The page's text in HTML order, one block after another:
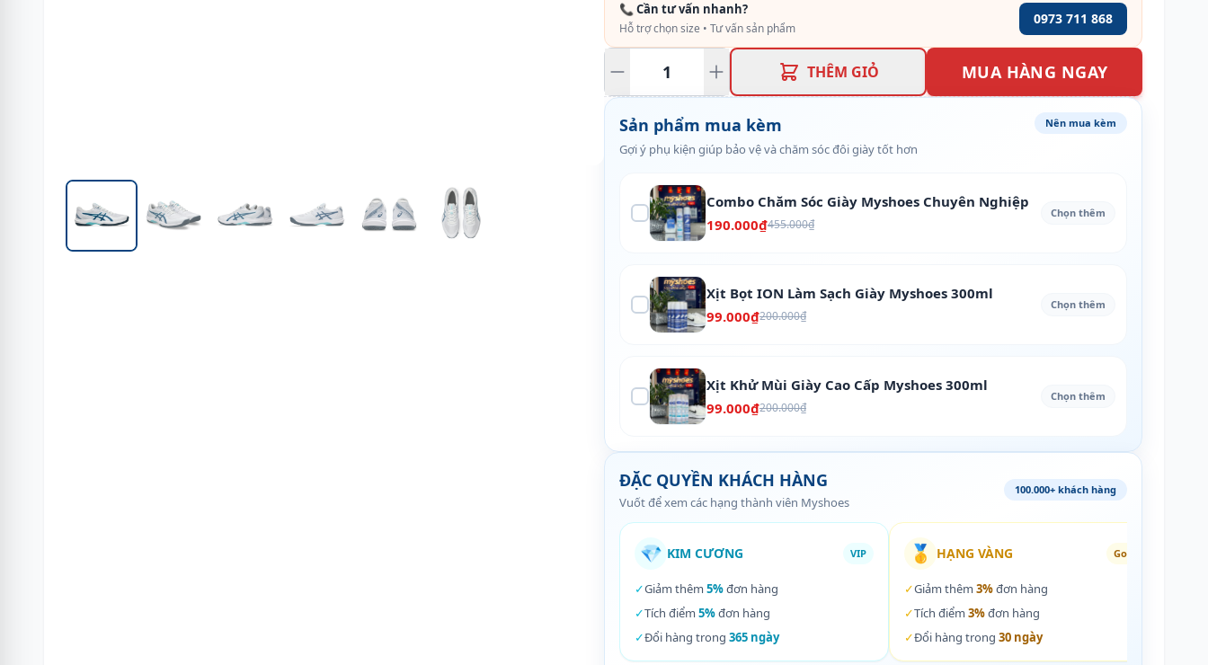
📞 Cần tư vấn nhanh?
Hỗ trợ chọn size • Tư vấn sản phẩm
0973 711 868
THÊM GIỎ MUA HÀNG NGAY
Sản phẩm mua kèm
Gợi ý phụ kiện giúp bảo vệ và chăm sóc đôi giày tốt hơn
Nên mua kèm
Combo Chăm Sóc Giày Myshoes Chuyên Nghiệp
190.000₫455.000₫
Chọn thêm
Xịt Bọt ION Làm Sạch Giày Myshoes 300ml
99.000₫200.000₫
Chọn thêm
Xịt Khử Mùi Giày Cao Cấp Myshoes 300ml
99.000₫200.000₫
Chọn thêm
ĐẶC QUYỀN KHÁCH HÀNG
Vuốt để xem các hạng thành viên Myshoes
100.000+ khách hàng
💎 KIM CƯƠNG VIP
✓Giảm thêm 5%đơn hàng
✓Tích điểm 5%đơn hàng
✓Đổi hàng trong 365 ngày
🥇 HẠNG VÀNG Gold
✓Giảm thêm 3%đơn hàng
✓Tích điểm 3%đơn hàng
✓Đổi hàng trong 30 ngày